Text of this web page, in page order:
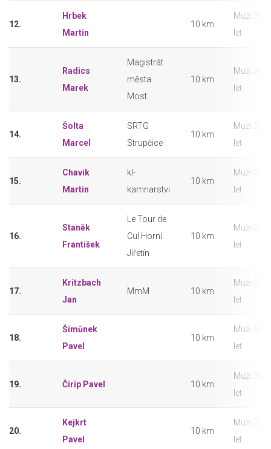
12.
Hrbek
Martin
10 km
Muži 36
let
13.
Radics
Marek
Magistrát
města
Most
10 km
Muži 36
let
14.
Šolta
Marcel
SRTG
Strupčice
10 km
Muži 36
let
15.
Chavik
Martin
kl-
kamnarstvi
10 km
Muži 36
let
16.
Staněk
František
Le Tour de
Cul Horní
Jiřetín
10 km
Muži 36
let
17.
Kritzbach
Jan
MmM 10 km
Muži 36
let
18.
Šimůnek
Pavel
10 km
Muži 36
let
19. Čirip Pavel 10 km
Muži 36
let
20.
Kejkrt
Pavel
10 km
Muži 36
let